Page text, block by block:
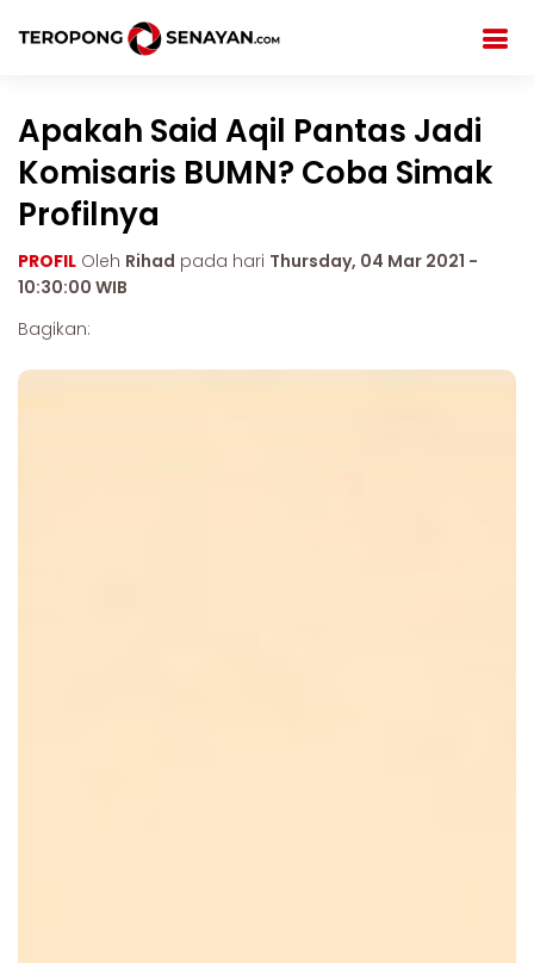
Apakah Said Aqil Pantas Jadi
Komisaris BUMN? Coba Simak
Profilnya
PROFIL Oleh Rihad pada hari Thursday, 04 Mar 2021 -
10:30:00 WIB
Bagikan: